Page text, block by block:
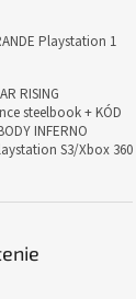
Playstation 1
RISING
steelbook + KÓD
INFERNO
S3/Xbox 360